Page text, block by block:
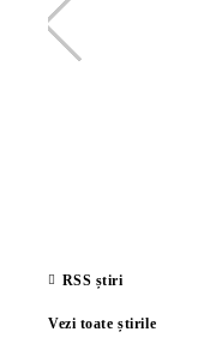
RSS știri
Vezi toate știrile